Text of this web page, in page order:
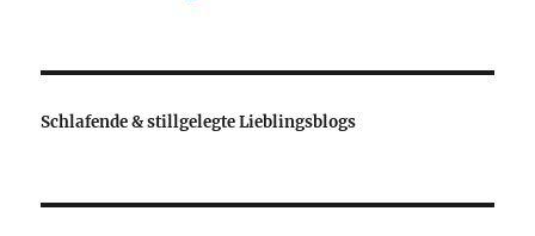
Schlafende & stillgelegte Lieblingsblogs